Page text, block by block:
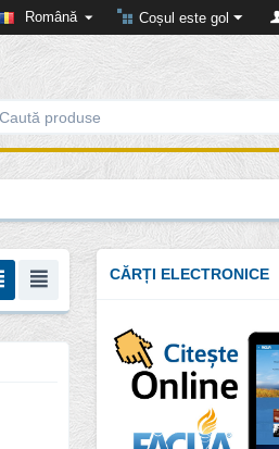
Coșul este gol
Română
CĂRȚI ELECTRONICE